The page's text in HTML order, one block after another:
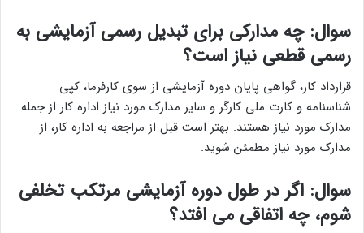
سوال: چه مدارکی برای تبدیل رسمی آزمایشی به
رسمی قطعی نیاز است؟
قرارداد کار، گواهی پایان دوره آزمایشی از سوی کارفرما، کپی
شناسنامه و کارت ملی کارگر و سایر مدارک مورد نیاز اداره کار از جمله
مدارک مورد نیاز هستند. بهتر است قبل از مراجعه به اداره کار، از
مدارک مورد نیاز مطمئن شوید.
سوال: اگر در طول دوره آزمایشی مرتکب تخلفی
شوم، چه اتفاقی می افتد؟